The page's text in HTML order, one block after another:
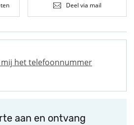
Deel via mail
het telefoonnummer
aan en ontvang